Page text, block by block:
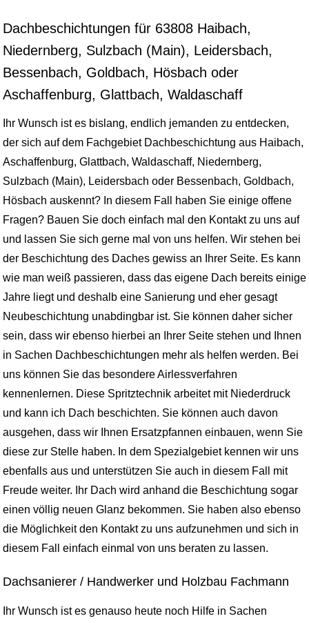
Dachbeschichtungen für 63808 Haibach,
Niedernberg, Sulzbach (Main), Leidersbach,
Bessenbach, Goldbach, Hösbach oder
Aschaffenburg, Glattbach, Waldaschaff
Ihr Wunsch ist es bislang, endlich jemanden zu entdecken,
der sich auf dem Fachgebiet Dachbeschichtung aus Haibach,
Aschaffenburg, Glattbach, Waldaschaff, Niedernberg,
Sulzbach (Main), Leidersbach oder Bessenbach, Goldbach,
Hösbach auskennt? In diesem Fall haben Sie einige offene
Fragen? Bauen Sie doch einfach mal den Kontakt zu uns auf
und lassen Sie sich gerne mal von uns helfen. Wir stehen bei
der Beschichtung des Daches gewiss an Ihrer Seite. Es kann
wie man weiß passieren, dass das eigene Dach bereits einige
Jahre liegt und deshalb eine Sanierung und eher gesagt
Neubeschichtung unabdingbar ist. Sie können daher sicher
sein, dass wir ebenso hierbei an Ihrer Seite stehen und Ihnen
in Sachen Dachbeschichtungen mehr als helfen werden. Bei
uns können Sie das besondere Airlessverfahren
kennenlernen. Diese Spritztechnik arbeitet mit Niederdruck
und kann ich Dach beschichten. Sie können auch davon
ausgehen, dass wir Ihnen Ersatzpfannen einbauen, wenn Sie
diese zur Stelle haben. In dem Spezialgebiet kennen wir uns
ebenfalls aus und unterstützen Sie auch in diesem Fall mit
Freude weiter. Ihr Dach wird anhand die Beschichtung sogar
einen völlig neuen Glanz bekommen. Sie haben also ebenso
die Möglichkeit den Kontakt zu uns aufzunehmen und sich in
diesem Fall einfach einmal von uns beraten zu lassen.
Dachsanierer / Handwerker und Holzbau Fachmann
Ihr Wunsch ist es genauso heute noch Hilfe in Sachen